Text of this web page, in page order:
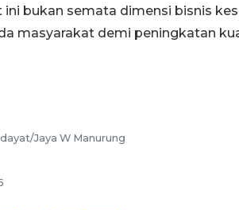
ini bukan semata dimensi bisnis
masyarakat demi peningkatan
Jaya W Manurung